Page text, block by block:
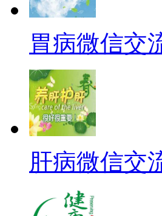
胃病微信交
肝病微信交